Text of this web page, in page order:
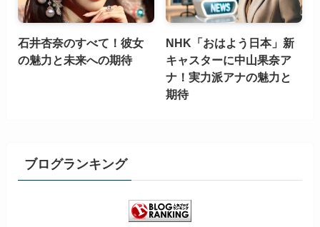
石井杏奈のすべて！彼女
の魅力と未来への期待
NHK「おはよう日本」新
キャスターに中山果奈ア
ナ！実力派アナの魅力と
期待
ブログランキング